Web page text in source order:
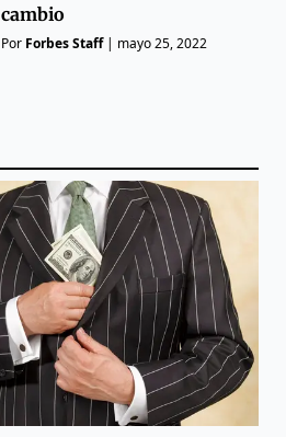
cambio
Por Forbes Staff| mayo 25, 2022